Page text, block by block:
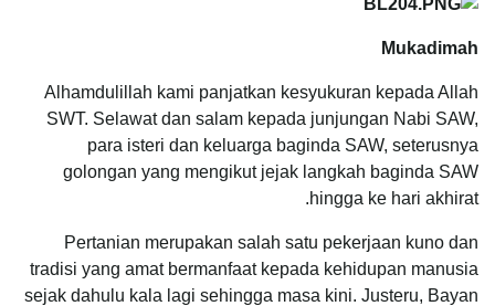
Mukadimah
Alhamdulillah kami panjatkan kesyukuran kepada Allah
SWT. Selawat dan salam kepada junjungan Nabi SAW,
para isteri dan keluarga baginda SAW, seterusnya
golongan yang mengikut jejak langkah baginda SAW
hingga ke hari akhirat.
Pertanian merupakan salah satu pekerjaan kuno dan
tradisi yang amat bermanfaat kepada kehidupan manusia
sejak dahulu kala lagi sehingga masa kini. Justeru, Bayan